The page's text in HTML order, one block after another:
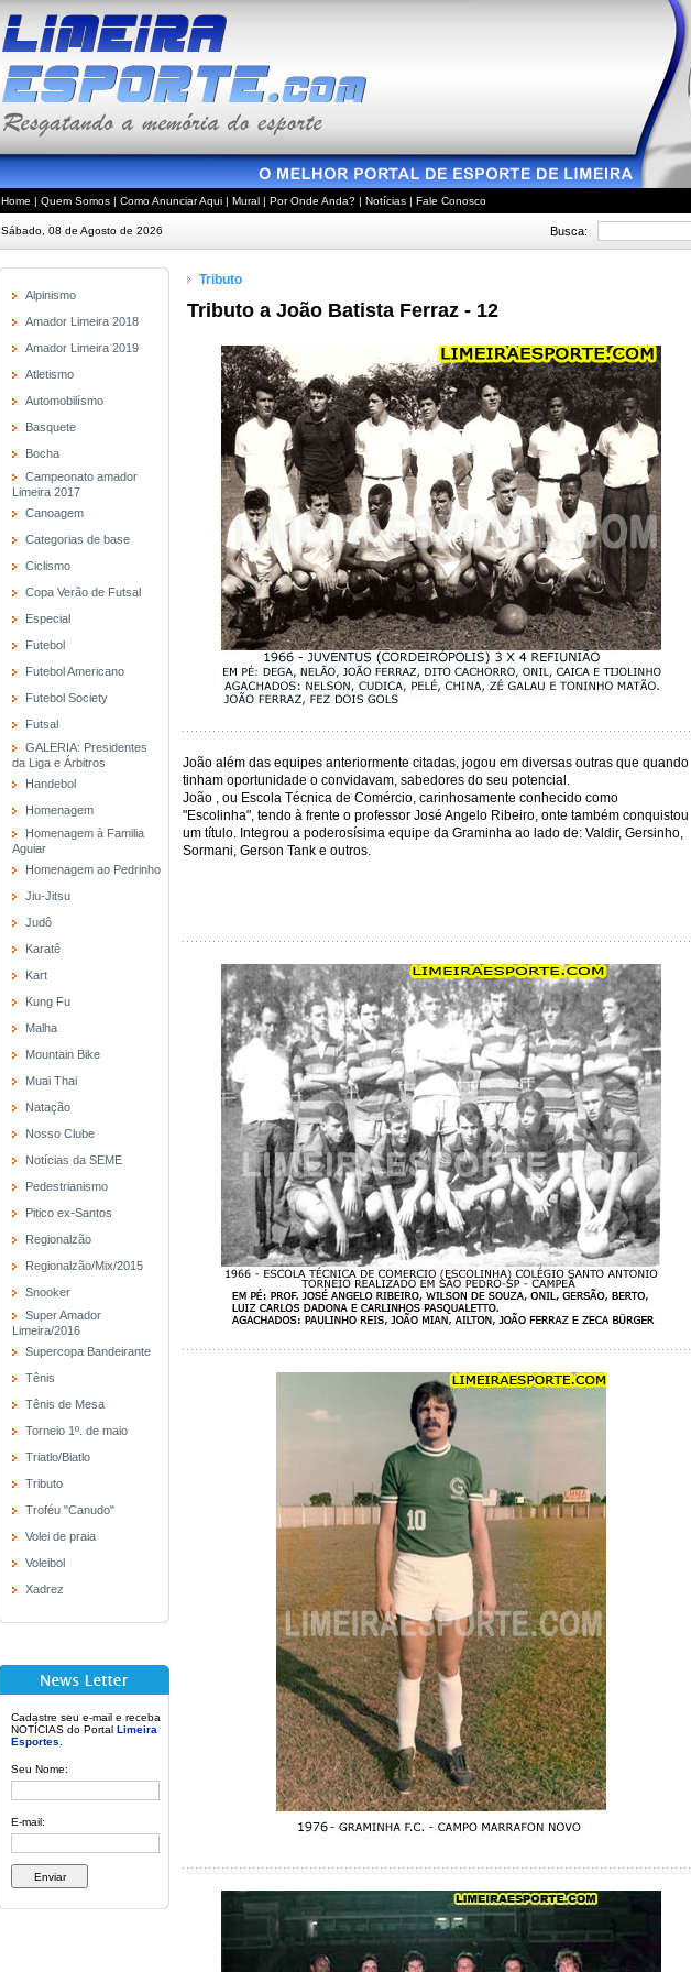
Home | Quem Somos | Como Anunciar Aqui | Mural | Por Onde Anda? | Notícias | Fale Conosco
Sábado, 08 de Agosto de 2026 Busca:
Alpinismo
Amador Limeira 2018
Amador Limeira 2019
Atletismo
Automobilísmo
Basquete
Bocha
Campeonato amador
Limeira 2017
Canoagem
Categorias de base
Ciclismo
Copa Verão de Futsal
Especial
Futebol
Futebol Americano
Futebol Society
Futsal
GALERIA: Presidentes
da Liga e Árbitros
Handebol
Homenagem
Homenagem à Familia
Aguiar
Homenagem ao Pedrinho
Jiu-Jitsu
Judô
Karatê
Kart
Kung Fu
Malha
Mountain Bike
Muai Thai
Natação
Nosso Clube
Notícias da SEME
Pedestrianismo
Pitico ex-Santos
Regionalzão
Regionalzão/Mix/2015
Snooker
Super Amador
Limeira/2016
Supercopa Bandeirante
Tênis
Tênis de Mesa
Torneio 1º. de maio
Triatlo/Biatlo
Tributo
Troféu "Canudo"
Volei de praia
Voleibol
Xadrez
Cadastre seu e-mail e receba
NOTÍCIAS do Portal Limeira
Esportes
Seu Nome:
E-mail:
Tributo
Tributo a João Batista Ferraz - 12
João além das equipes anteriormente citadas, jogou em diversas outras que quando
tinham oportunidade o convidavam, sabedores do seu potencial.
João , ou Escola Técnica de Comércio, carinhosamente conhecido como
"Escolinha", tendo à frente o professor José Angelo Ribeiro, onte também conquistou
um título. Integrou a poderosísima equipe da Graminha ao lado de: Valdir, Gersinho,
Sormani, Gerson Tank e outros.